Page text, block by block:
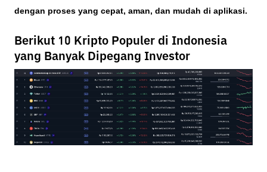
dengan proses yang cepat, aman, dan mudah di aplikasi.
Berikut 10 Kripto Populer di Indonesia
yang Banyak Dipegang Investor